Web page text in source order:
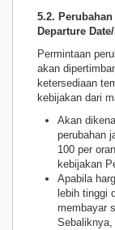
5.2.
Departure
Permintaan
akan
ketersediaan
kebijakan dari
Akan
perubahan
100 per
kebijakan
Apabila
lebih tinggi
membayar
Sebaliknya,